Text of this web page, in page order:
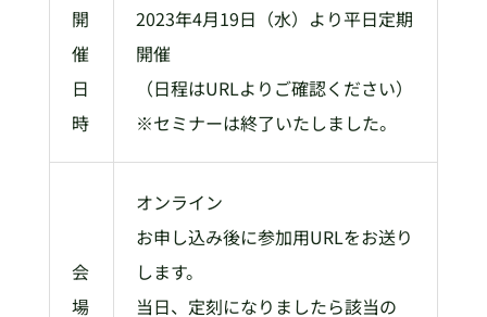
開
催
日
時
2023年4月19日（水）より平日定期
開催
（日程はURLよりご確認ください）
※セミナーは終了いたしました。
会
場
オンライン
お申し込み後に参加用URLをお送り
します。
当日、定刻になりましたら該当の